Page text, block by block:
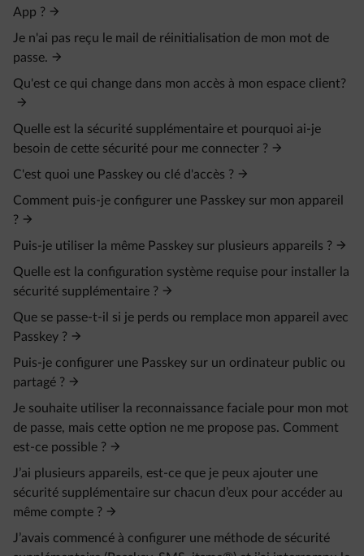
App ?
Je n'ai pas reçu le mail de réinitialisation de mon mot de
passe.
Qu'est ce qui change dans mon accès à mon espace client?
Quelle est la sécurité supplémentaire et pourquoi ai-je
besoin de cette sécurité pour me connecter ?
C'est quoi une Passkey ou clé d'accès ?
Comment puis-je configurer une Passkey sur mon appareil
?
Puis-je utiliser la même Passkey sur plusieurs appareils ?
Quelle est la configuration système requise pour installer la
sécurité supplémentaire ?
Que se passe-t-il si je perds ou remplace mon appareil avec
Passkey ?
Puis-je configurer une Passkey sur un ordinateur public ou
partagé ?
Je souhaite utiliser la reconnaissance faciale pour mon mot
de passe, mais cette option ne me propose pas. Comment
est-ce possible ?
J’ai plusieurs appareils, est-ce que je peux ajouter une
sécurité supplémentaire sur chacun d’eux pour accéder au
même compte ?
J’avais commencé à configurer une méthode de sécurité